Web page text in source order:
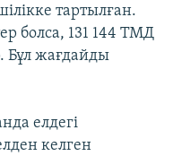
тартылған.
болса, 131 144 ТМД
Бұл жағдайды
елдегі
келген